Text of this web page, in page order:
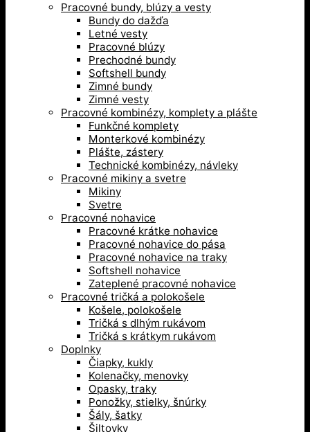
Pracovné bundy, blúzy a vesty
Bundy do dažďa
Letné vesty
Pracovné blúzy
Prechodné bundy
Softshell bundy
Zimné bundy
Zimné vesty
Pracovné kombinézy, komplety a plášte
Funkčné komplety
Monterkové kombinézy
Plášte, zástery
Technické kombinézy, návleky
Pracovné mikiny a svetre
Mikiny
Svetre
Pracovné nohavice
Pracovné krátke nohavice
Pracovné nohavice do pása
Pracovné nohavice na traky
Softshell nohavice
Zateplené pracovné nohavice
Pracovné tričká a polokošele
Košele, polokošele
Tričká s dlhým rukávom
Tričká s krátkym rukávom
Doplnky
Čiapky, kukly
Kolenačky, menovky
Opasky, traky
Ponožky, stielky, šnúrky
Šály, šatky
Šiltovky